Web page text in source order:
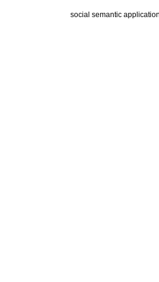
social semantic